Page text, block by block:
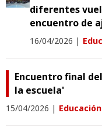
diferentes
encuentro de
16/04/2026 |
Encuentro final
la escuela'
15/04/2026 | Educación